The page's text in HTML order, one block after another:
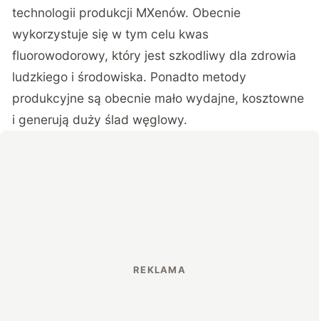
technologii produkcji MXenów. Obecnie
wykorzystuje się w tym celu kwas
fluorowodorowy, który jest szkodliwy dla zdrowia
ludzkiego i środowiska. Ponadto metody
produkcyjne są obecnie mało wydajne, kosztowne
i generują duży ślad węglowy.